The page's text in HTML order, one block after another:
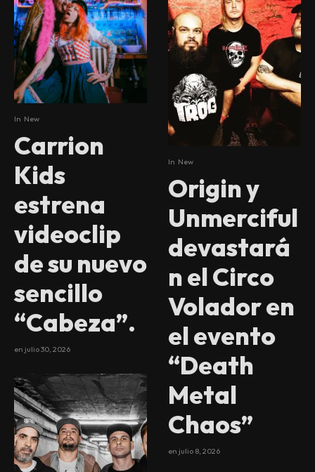
In New
Carrion
Kids
estrena
videoclip
de su nuevo
sencillo
“Cabeza”.
en julio 30, 2026
In New
Origin y
Unmerciful
devastará
n el Circo
Volador en
el evento
“Death
Metal
Chaos”
en julio 8, 2026